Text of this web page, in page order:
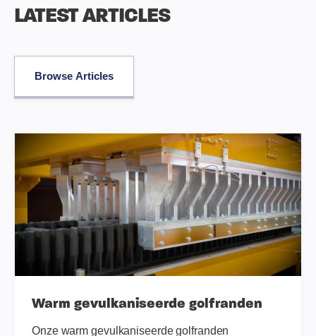
LATEST ARTICLES
Browse Articles
Warm gevulkaniseerde golfranden
Onze warm gevulkaniseerde golfranden